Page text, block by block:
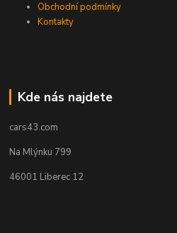
Obchodní podmínky
Kontakty
Kde nás najdete
cars43.com
Na Mlýnku 799
46001 Liberec 12